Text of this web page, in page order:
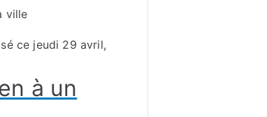
ce jeudi 29 avril,
à un